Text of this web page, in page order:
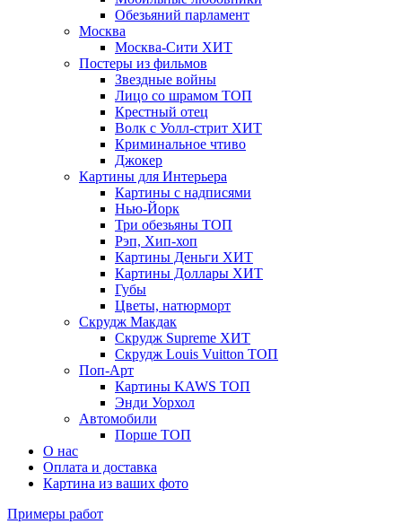
Обезьяний парламент
Москва
Москва-Сити ХИТ
Постеры из фильмов
Звездные войны
Лицо со шрамом ТОП
Крестный отец
Волк с Уолл-стрит ХИТ
Криминальное чтиво
Джокер
Картины для Интерьера
Картины с надписями
Нью-Йорк
Три обезьяны ТОП
Рэп, Хип-хоп
Картины Деньги ХИТ
Картины Доллары ХИТ
Губы
Цветы, натюрморт
Скрудж Макдак
Скрудж Supreme ХИТ
Скрудж Louis Vuitton ТОП
Поп-Арт
Картины KAWS ТОП
Энди Уорхол
Автомобили
Порше ТОП
О нас
Оплата и доставка
Картина из ваших фото
Примеры работ